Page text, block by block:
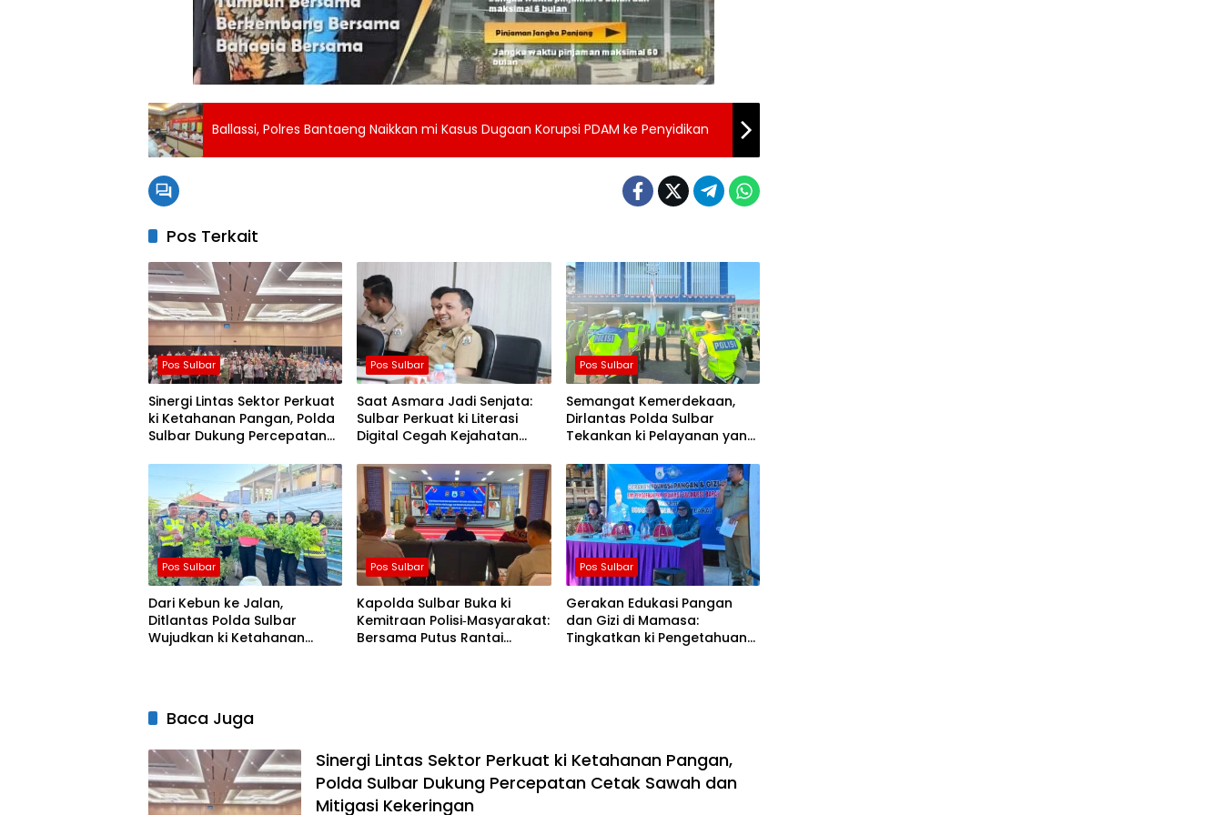
Ballassi, Polres Bantaeng Naikkan mi Kasus Dugaan Korupsi PDAM ke Penyidikan
Pos Terkait
Pos Sulbar
Sinergi Lintas Sektor Perkuat
ki Ketahanan Pangan, Polda
Sulbar Dukung Percepatan
Kekeringan
Pos Sulbar
Saat Asmara Jadi Senjata:
Sulbar Perkuat ki Literasi
Digital Cegah Kejahatan
Pos Sulbar
Semangat Kemerdekaan,
Dirlantas Polda Sulbar
Tekankan ki Pelayanan yang
Menyentuh Hati
Pos Sulbar
Dari Kebun ke Jalan,
Ditlantas Polda Sulbar
Wujudkan ki Ketahanan
Pos Sulbar
Kapolda Sulbar Buka ki
Kemitraan Polisi‑Masyarakat:
Bersama Putus Rantai
Pos Sulbar
Gerakan Edukasi Pangan
dan Gizi di Mamasa:
Tingkatkan ki Pengetahuan
Baca Juga
Sinergi Lintas Sektor Perkuat ki Ketahanan Pangan,
Polda Sulbar Dukung Percepatan Cetak Sawah dan
Mitigasi Kekeringan